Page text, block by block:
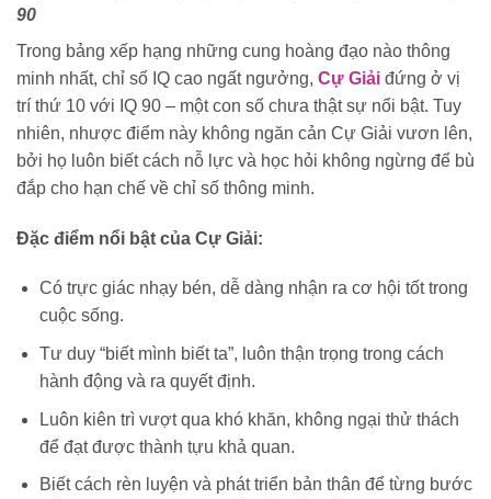
90
Trong bảng xếp hạng những cung hoàng đạo nào thông
minh nhất, chỉ số IQ cao ngất ngưởng, Cự Giải đứng ở vị
trí thứ 10 với IQ 90 – một con số chưa thật sự nổi bật. Tuy
nhiên, nhược điểm này không ngăn cản Cự Giải vươn lên,
bởi họ luôn biết cách nỗ lực và học hỏi không ngừng để bù
đắp cho hạn chế về chỉ số thông minh.
Đặc điểm nổi bật của Cự Giải:
Có trực giác nhạy bén, dễ dàng nhận ra cơ hội tốt trong
cuộc sống.
Tư duy “biết mình biết ta”, luôn thận trọng trong cách
hành động và ra quyết định.
Luôn kiên trì vượt qua khó khăn, không ngại thử thách
để đạt được thành tựu khả quan.
Biết cách rèn luyện và phát triển bản thân để từng bước